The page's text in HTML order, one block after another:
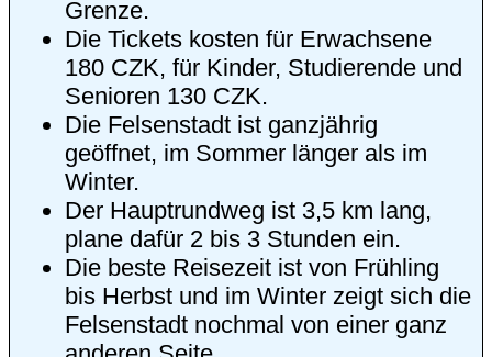
Grenze.
Die Tickets kosten für Erwachsene
180 CZK, für Kinder, Studierende und
Senioren 130 CZK.
Die Felsenstadt ist ganzjährig
geöffnet, im Sommer länger als im
Winter.
Der Hauptrundweg ist 3,5 km lang,
plane dafür 2 bis 3 Stunden ein.
Die beste Reisezeit ist von Frühling
bis Herbst und im Winter zeigt sich die
Felsenstadt nochmal von einer ganz